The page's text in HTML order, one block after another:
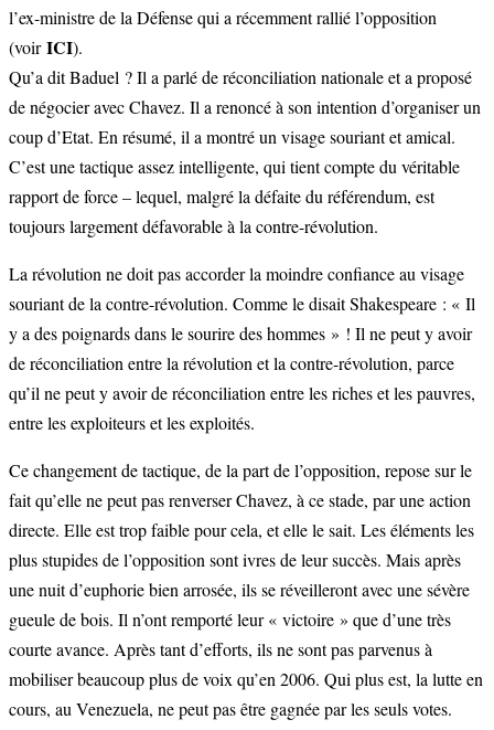
l’ex-ministre de la Défense qui a récemment rallié l’opposition
(voirICI).
Qu’a dit Baduel ? Il a parlé de réconciliation nationale et a proposé
de négocier avec Chavez. Il a renoncé à son intention d’organiser un
coup d’Etat. En résumé, il a montré un visage souriant et amical.
C’est une tactique assez intelligente, qui tient compte du véritable
rapport de force – lequel, malgré la défaite du référendum, est
toujours largement défavorable à la contre-révolution.
La révolution ne doit pas accorder la moindre confiance au visage
souriant de la contre-révolution. Comme le disait Shakespeare : « Il
y a des poignards dans le sourire des hommes » ! Il ne peut y avoir
de réconciliation entre la révolution et la contre-révolution, parce
qu’il ne peut y avoir de réconciliation entre les riches et les pauvres,
entre les exploiteurs et les exploités.
Ce changement de tactique, de la part de l’opposition, repose sur le
fait qu’elle ne peut pas renverser Chavez, à ce stade, par une action
directe. Elle est trop faible pour cela, et elle le sait. Les éléments les
plus stupides de l’opposition sont ivres de leur succès. Mais après
une nuit d’euphorie bien arrosée, ils se réveilleront avec une sévère
gueule de bois. Il n’ont remporté leur « victoire » que d’une très
courte avance. Après tant d’efforts, ils ne sont pas parvenus à
mobiliser beaucoup plus de voix qu’en 2006. Qui plus est, la lutte en
cours, au Venezuela, ne peut pas être gagnée par les seuls votes.